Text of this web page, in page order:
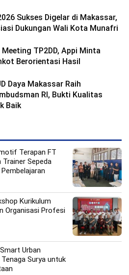
Sukses Digelar di Makassar,
Dukungan Wali Kota Munafri
Meeting TP2DD, Appi Minta
Berorientasi Hasil
Daya Makassar Raih
RI, Bukti Kualitas
Baik
Terapan FT
Trainer Sepeda
Kurikulum
Organisasi Profesi
Urban
Surya untuk